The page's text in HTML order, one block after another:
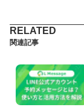
関連記事